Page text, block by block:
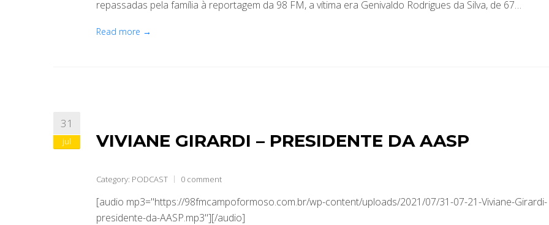
repassadas pela família à reportagem da 98 FM, a vítima era Genivaldo Rodrigues da Silva, de 67…
Read more →
31
jul VIVIANE GIRARDI – PRESIDENTE DA AASP
Category: PODCAST 0 comment
[audio mp3="https://98fmcampoformoso.com.br/wp-content/uploads/2021/07/31-07-21-Viviane-Girardi-
presidente-da-AASP.mp3"][/audio]